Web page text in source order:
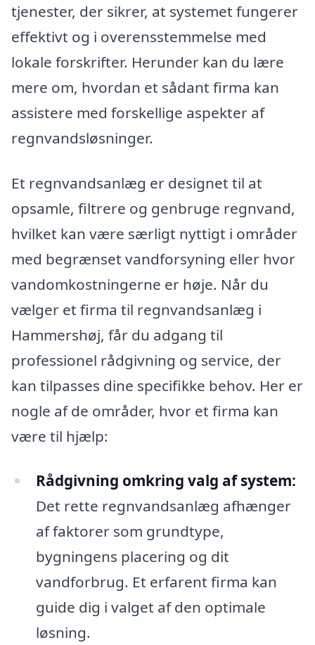
tjenester, der sikrer, at systemet fungerer
effektivt og i overensstemmelse med
lokale forskrifter. Herunder kan du lære
mere om, hvordan et sådant firma kan
assistere med forskellige aspekter af
regnvandsløsninger.
Et regnvandsanlæg er designet til at
opsamle, filtrere og genbruge regnvand,
hvilket kan være særligt nyttigt i områder
med begrænset vandforsyning eller hvor
vandomkostningerne er høje. Når du
vælger et firma til regnvandsanlæg i
Hammershøj, får du adgang til
professionel rådgivning og service, der
kan tilpasses dine specifikke behov. Her er
nogle af de områder, hvor et firma kan
være til hjælp:
Rådgivning omkring valg af system:
Det rette regnvandsanlæg afhænger
af faktorer som grundtype,
bygningens placering og dit
vandforbrug. Et erfarent firma kan
guide dig i valget af den optimale
løsning.